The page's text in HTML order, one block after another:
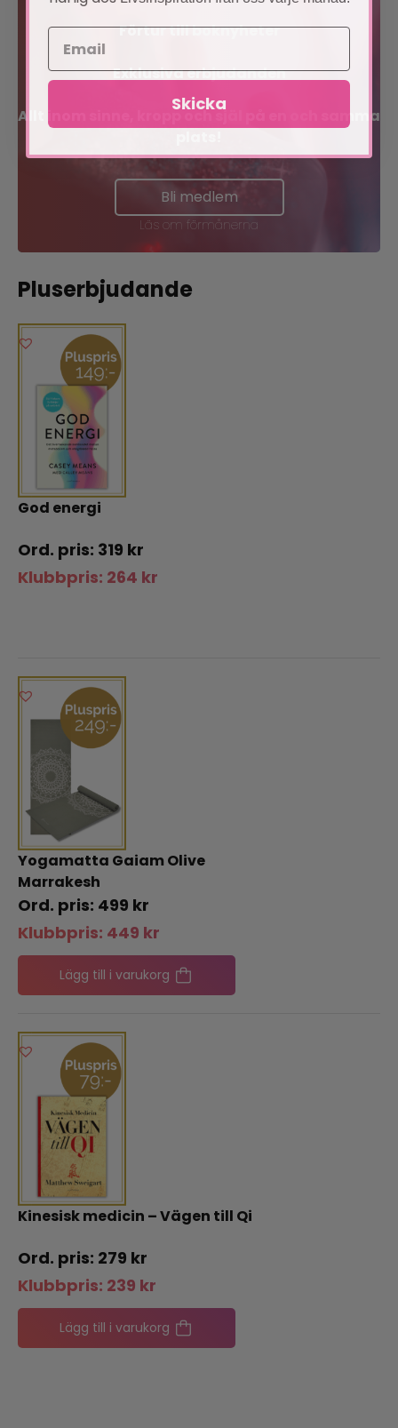
Förtur till boknyheter
Exklusiva erbjudanden
Allt inom sinne, kropp och själ på en och samma
Bli medlem
Läs om förmånerna
Pluserbjudande
God energi
319 kr
Klubbpris: 264 kr
Yogamatta Gaiam Olive
Marrakesh
499 kr
Klubbpris: 449 kr
Lägg till i varukorg
Kinesisk medicin – Vägen till Qi
279 kr
Klubbpris: 239 kr
Lägg till i varukorg
Skicka